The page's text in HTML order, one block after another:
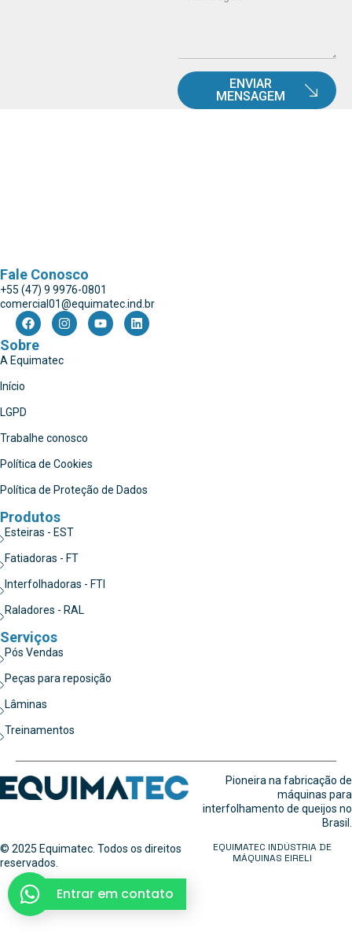
ENVIAR
MENSAGEM
Fale Conosco
+55 (47) 9 9976-0801
comercial01@equimatec.ind.br
Sobre
A Equimatec
Início
LGPD
Trabalhe conosco
Política de Cookies
Política de Proteção de Dados
Produtos
Esteiras - EST
Fatiadoras - FT
Interfolhadoras - FTI
Raladores - RAL
Serviços
Pós Vendas
Peças para reposição
Lâminas
Treinamentos
Pioneira na fabricação de
máquinas para
interfolhamento de queijos no
Brasil.
© 2025 Equimatec. Todos os direitos
reservados.
EQUIMATEC INDÚSTRIA DE
MÁQUINAS EIRELI
Entrar em contato